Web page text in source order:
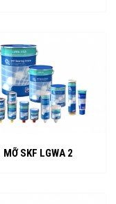
MỠ SKF LGWA 2